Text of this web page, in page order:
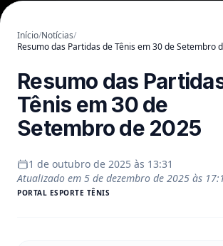
Início/Notícias/
Resumo das Partidas de Tênis em 30 de Setembro
Resumo das
Tênis em 30 de
Setembro de 2025
1 de outubro de 2025 às 13:31
Atualizado em 5 de dezembro de 2025 às
PORTAL ESPORTE TÊNIS